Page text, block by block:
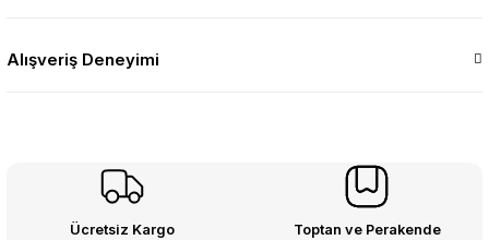
Alışveriş Deneyimi
Ücretsiz Kargo
Toptan ve Perakende